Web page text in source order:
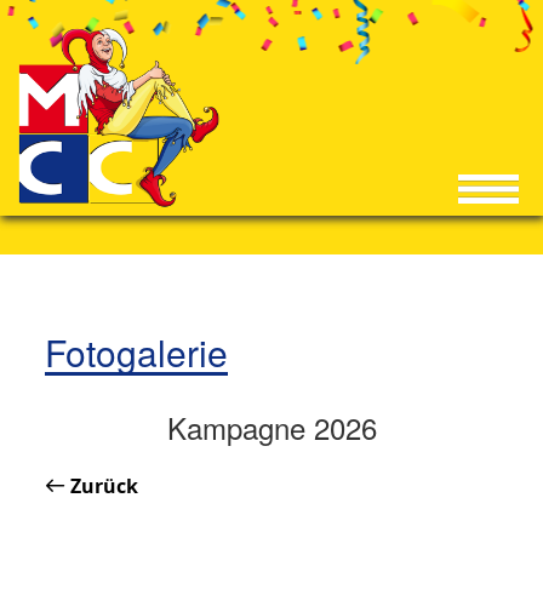
Fotogalerie
Kampagne 2026
Zurück